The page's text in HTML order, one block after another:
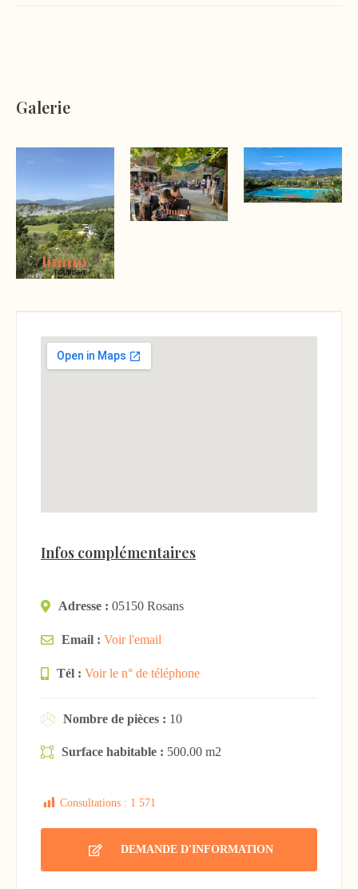
Galerie
Infos complémentaires
Adresse : 05150 Rosans
Email : Voir l'email
Tél : Voir le n° de téléphone
Nombre de pièces : 10
Surface habitable : 500.00 m2
Consultations : 1 571
DEMANDE D'INFORMATION